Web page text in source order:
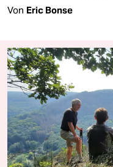
Von Eric Bonse